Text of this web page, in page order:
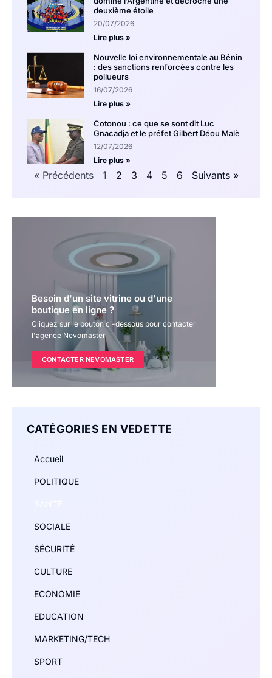
deuxième étoile
20/07/2026
Lire plus »
Nouvelle loi environnementale au Bénin
: des sanctions renforcées contre les
pollueurs
16/07/2026
Lire plus »
Cotonou : ce que se sont dit Luc
Gnacadja et le préfet Gilbert Déou Malè
12/07/2026
Lire plus »
« Précédents 1 2 3 4 5 6 Suivants »
Besoin d'un site vitrine ou d'une
boutique en ligne ?
Cliquez sur le bouton ci-dessous pour contacter
l'agence Nevomaster
CONTACTER NEVOMASTER
CATÉGORIES EN VEDETTE
Accueil
POLITIQUE
SOCIALE
SÉCURITÉ
CULTURE
ECONOMIE
EDUCATION
MARKETING/TECH
SPORT